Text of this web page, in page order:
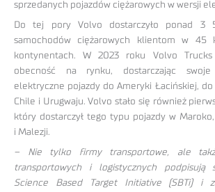
sprzedanych pojazdów ciężarowych w wersji
Do tej pory Volvo dostarczyło ponad 3
samochodów ciężarowych klientom w 45
kontynentach. W 2023 roku Volvo Trucks
obecność na rynku, dostarczając swoje
elektryczne pojazdy do Ameryki Łacińskiej,
Chile i Urugwaju. Volvo stało się również
który dostarczył tego typu pojazdy w
i Malezji.
– Nie tylko firmy transportowe, ale
transportowych i logistycznych podpisują
Science Based Target Initiative (SBTi) i